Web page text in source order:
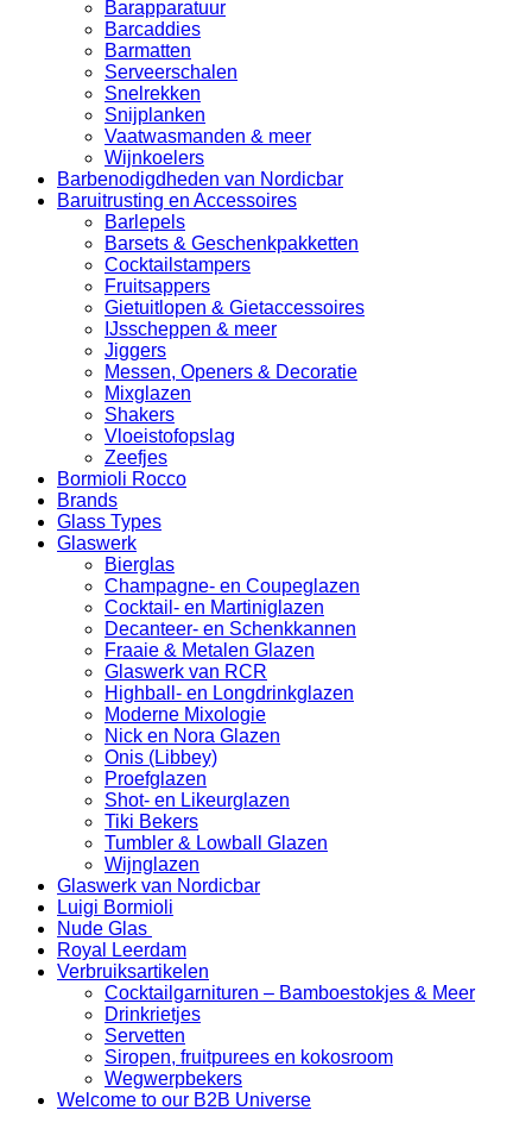
Barapparatuur
Barcaddies
Barmatten
Serveerschalen
Snelrekken
Snijplanken
Vaatwasmanden & meer
Wijnkoelers
Barbenodigdheden van Nordicbar
Baruitrusting en Accessoires
Barlepels
Barsets & Geschenkpakketten
Cocktailstampers
Fruitsappers
Gietuitlopen & Gietaccessoires
IJsscheppen & meer
Jiggers
Messen, Openers & Decoratie
Mixglazen
Shakers
Vloeistofopslag
Zeefjes
Bormioli Rocco
Brands
Glass Types
Glaswerk
Bierglas
Champagne- en Coupeglazen
Cocktail- en Martiniglazen
Decanteer- en Schenkkannen
Fraaie & Metalen Glazen
Glaswerk van RCR
Highball- en Longdrinkglazen
Moderne Mixologie
Nick en Nora Glazen
Onis (Libbey)
Proefglazen
Shot- en Likeurglazen
Tiki Bekers
Tumbler & Lowball Glazen
Wijnglazen
Glaswerk van Nordicbar
Luigi Bormioli
Nude Glas
Royal Leerdam
Verbruiksartikelen
Cocktailgarnituren – Bamboestokjes & Meer
Drinkrietjes
Servetten
Siropen, fruitpurees en kokosroom
Wegwerpbekers
Welcome to our B2B Universe